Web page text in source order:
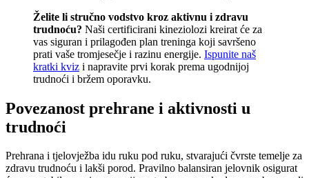
Želite li stručno vodstvo kroz aktivnu i zdravu
trudnoću? Naši certificirani kineziolozi kreirat će za
vas siguran i prilagođen plan treninga koji savršeno
prati vaše tromjesečje i razinu energije. Ispunite naš
kratki kviz i napravite prvi korak prema ugodnijoj
trudnoći i bržem oporavku.
Povezanost prehrane i aktivnosti u
trudnoći
Prehrana i tjelovježba idu ruku pod ruku, stvarajući čvrste temelje za
zdravu trudnoću i lakši porod. Pravilno balansiran jelovnik osigurat